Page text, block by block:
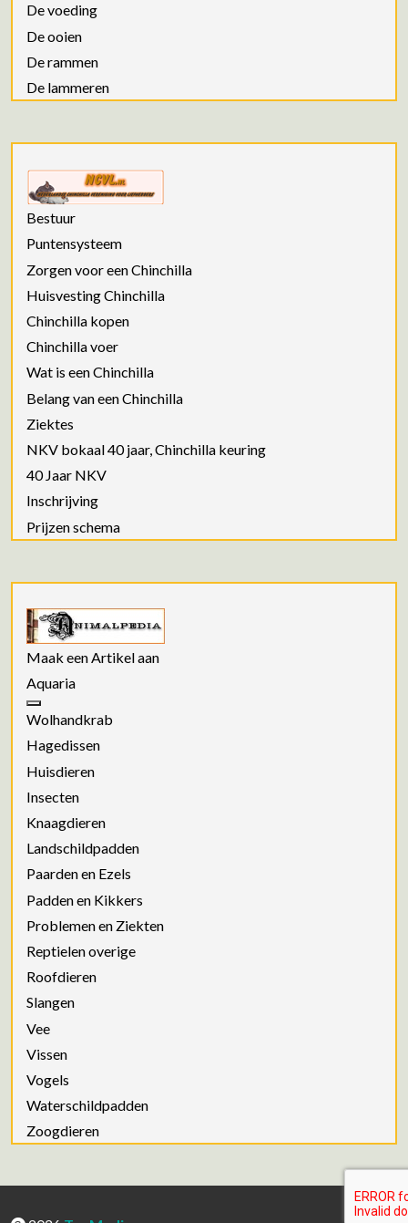
De voeding
De ooien
De rammen
De lammeren
Bestuur
Puntensysteem
Zorgen voor een Chinchilla
Huisvesting Chinchilla
Chinchilla kopen
Chinchilla voer
Wat is een Chinchilla
Belang van een Chinchilla
Ziektes
NKV bokaal 40 jaar, Chinchilla keuring
40 Jaar NKV
Inschrijving
Prijzen schema
Maak een Artikel aan
Aquaria
Wolhandkrab
Hagedissen
Huisdieren
Insecten
Knaagdieren
Landschildpadden
Paarden en Ezels
Padden en Kikkers
Problemen en Ziekten
Reptielen overige
Roofdieren
Slangen
Vee
Vissen
Vogels
Waterschildpadden
Zoogdieren